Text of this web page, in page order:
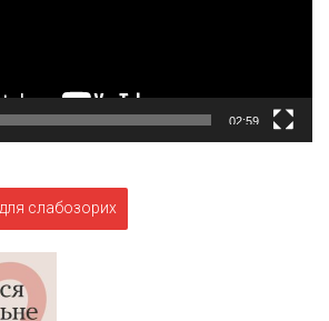
02:59
слабозорих